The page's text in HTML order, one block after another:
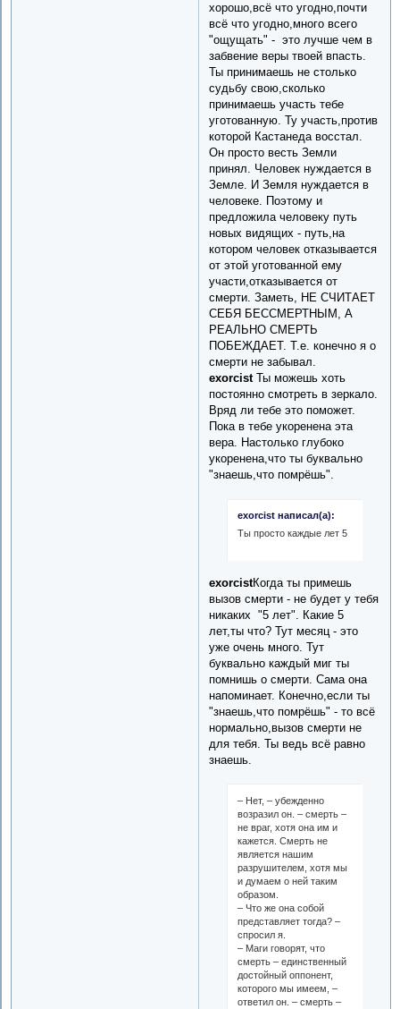
хорошо,всё что угодно,почти
всё что угодно,много всего
"ощущать" - это лучше чем в
забвение веры твоей впасть.
Ты принимаешь не столько
судьбу свою,сколько
принимаешь участь тебе
уготованную. Ту участь,против
которой Кастанеда восстал.
Он просто весть Земли
принял. Человек нуждается в
Земле. И Земля нуждается в
человеке. Поэтому и
предложила человеку путь
новых видящих - путь,на
котором человек отказывается
от этой уготованной ему
участи,отказывается от
смерти. Заметь, НЕ СЧИТАЕТ
СЕБЯ БЕССМЕРТНЫМ, А
РЕАЛЬНО СМЕРТЬ
ПОБЕЖДАЕТ. Т.е. конечно я о
смерти не забывал.
exorcistТы можешь хоть
постоянно смотреть в зеркало.
Вряд ли тебе это поможет.
Пока в тебе укоренена эта
вера. Настолько глубоко
укоренена,что ты буквально
"знаешь,что помрёшь".
exorcist написал(а):
Ты просто каждые лет 5
exorcistКогда ты примешь
вызов смерти - не будет у тебя
никаких "5 лет". Какие 5
лет,ты что? Тут месяц - это
уже очень много. Тут
буквально каждый миг ты
помнишь о смерти. Сама она
напоминает. Конечно,если ты
"знаешь,что помрёшь" - то всё
нормально,вызов смерти не
для тебя. Ты ведь всё равно
знаешь.
– Нет, – убежденно
возразил он. – смерть –
не враг, хотя она им и
кажется. Смерть не
является нашим
разрушителем, хотя мы
и думаем о ней таким
образом.
– Что же она собой
представляет тогда? –
спросил я.
– Маги говорят, что
смерть – единственный
достойный оппонент,
которого мы имеем, –
ответил он. – смерть –